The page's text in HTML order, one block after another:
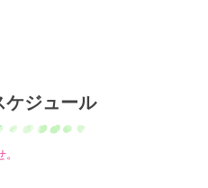
ケジュール